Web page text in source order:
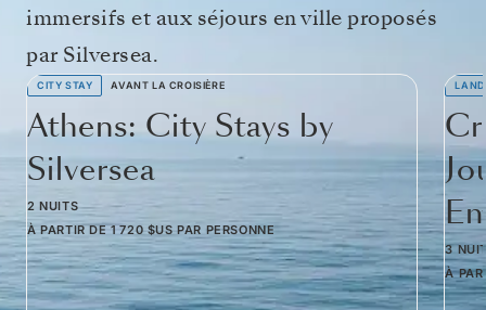
immersifs et aux séjours en ville proposés
par Silversea.
CITY STAY AVANT LA CROISIÈRE
Athens: City Stays by
Silversea
2 NUITS
À PARTIR DE 1 720 $US PAR PERSONNE
3
À